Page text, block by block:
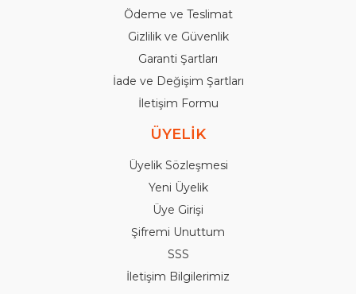
Ödeme ve Teslimat
Gizlilik ve Güvenlik
Garanti Şartları
İade ve Değişim Şartları
İletişim Formu
ÜYELİK
Üyelik Sözleşmesi
Yeni Üyelik
Üye Girişi
Şifremi Unuttum
SSS
İletişim Bilgilerimiz